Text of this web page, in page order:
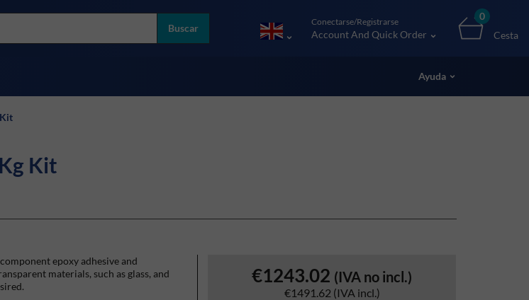
Buscar
Conectarse/Registrarse
Account And Quick Order
0
Cesta
Ayuda
Kit
€1243.02 (IVA no incl.)
€1491.62 (IVA incl.)
epoxy adhesive and
materials, such as glass, and